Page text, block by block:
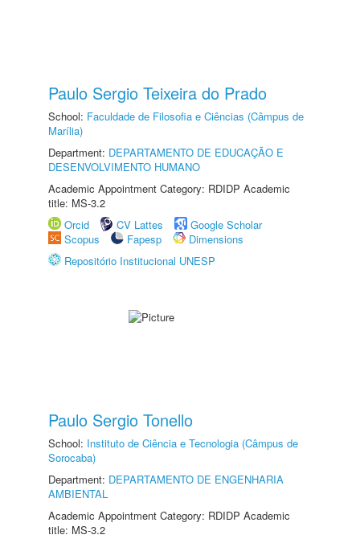
Paulo Sergio Teixeira do Prado
School: Faculdade de Filosofia e Ciências (Câmpus de
Marília)
Department: DEPARTAMENTO DE EDUCAÇÃO E
DESENVOLVIMENTO HUMANO
Academic Appointment Category: RDIDP Academic
title: MS-3.2
Orcid
CV Lattes
Google Scholar
Scopus
Fapesp
Dimensions
Repositório Institucional UNESP
Paulo Sergio Tonello
School: Instituto de Ciência e Tecnologia (Câmpus de
Sorocaba)
Department: DEPARTAMENTO DE ENGENHARIA
AMBIENTAL
Academic Appointment Category: RDIDP Academic
title: MS-3.2